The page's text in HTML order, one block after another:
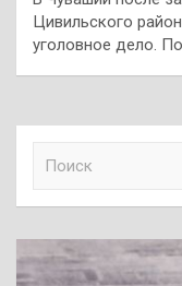
Цивильского
уголовное дело.
к